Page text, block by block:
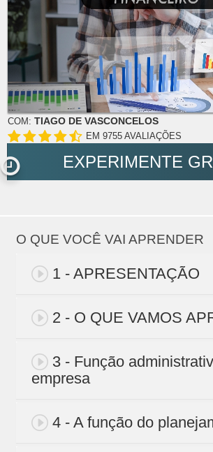
COM: TIAGO DE VASCONCELOS
EM 9755 AVALIAÇÕES
EXPERIMENTE
O QUE VOCÊ VAI APRENDER
1 - APRESENTAÇÃO
2 - O QUE VAMOS
3 - Função
empresa
4 - A função do